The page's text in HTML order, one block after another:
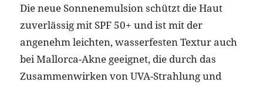
Die neue Sonnenemulsion schützt die Haut
zuverlässig mit SPF 50+ und ist mit der
angenehm leichten, wasserfesten Textur auch
bei Mallorca-Akne geeignet, die durch das
Zusammenwirken von UVA-Strahlung und